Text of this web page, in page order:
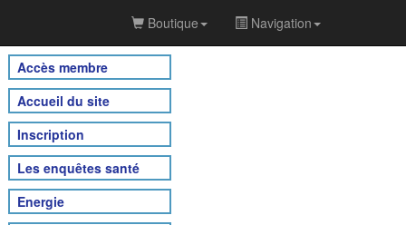
Boutique Navigation
Accès membre
Accueil du site
Inscription
Les enquêtes santé
Energie